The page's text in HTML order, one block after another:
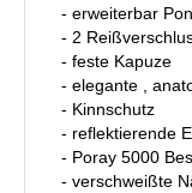
- erweiterbar
- 2
- feste Kapuze
- elegante ,
- Kinnschutz
- reflektierende
- Poray 5000
- verschweißte